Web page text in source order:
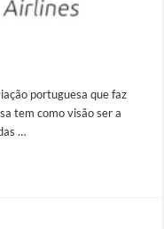
portuguesa que faz
tem como visão ser a
…